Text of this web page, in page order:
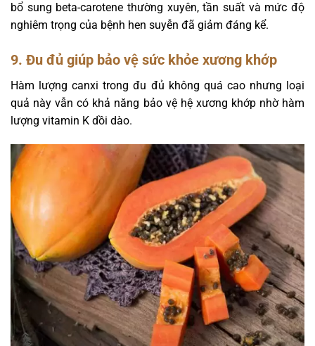
bổ sung beta-carotene thường xuyên, tần suất và mức độ
nghiêm trọng của bệnh hen suyễn đã giảm đáng kể.
9. Đu đủ giúp bảo vệ sức khỏe xương khớp
Hàm lượng canxi trong đu đủ không quá cao nhưng loại
quả này vẫn có khả năng bảo vệ hệ xương khớp nhờ hàm
lượng vitamin K dồi dào.